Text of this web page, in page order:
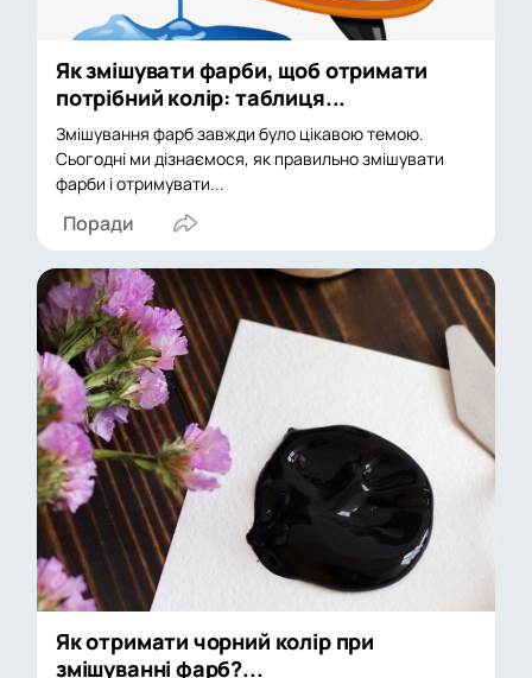
Як змішувати фарби, щоб отримати
потрібний колір: таблиця...
Змішування фарб завжди було цікавою темою.
Сьогодні ми дізнаємося, як правильно змішувати
фарби і отримувати...
Поради
Як отримати чорний колір при
змішуванні фарб?...